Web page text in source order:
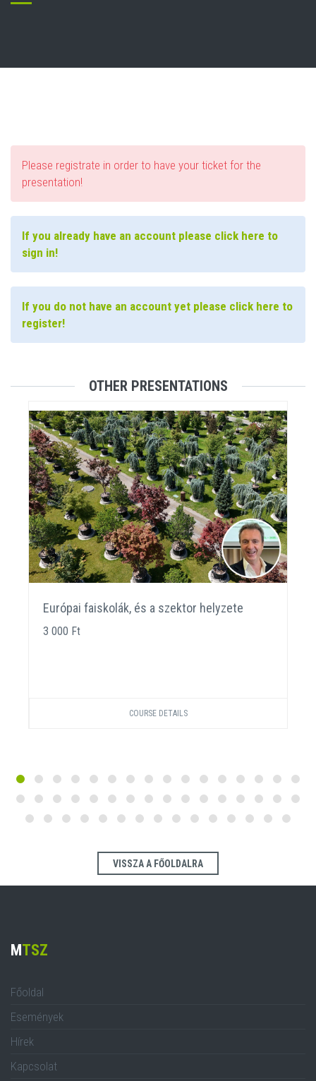
Please registrate in order to have your ticket for the
presentation!
If you already have an account please click here to
sign in!
If you do not have an account yet please click here to
register!
OTHER PRESENTATIONS
Európai faiskolák, és a szektor helyzete
3 000 Ft
COURSE DETAILS
VISSZA A FŐOLDALRA
M TSZ
Főoldal
Események
Hírek
Kapcsolat